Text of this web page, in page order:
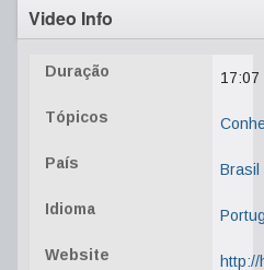
Video Info
Duração 17:07
Tópicos
País Brasil
Idioma
Website